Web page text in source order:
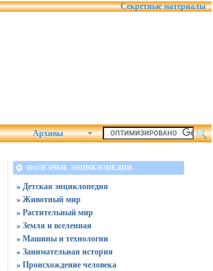
Секретные материалы
Архивы
ПОЛЕЗНЫЕ ЭНЦИКЛОПЕДИИ
» Детская энциклопедия
» Животный мир
» Растительный мир
» Земля и вселенная
» Машины и технологии
» Занимательная история
» Происхождение человека